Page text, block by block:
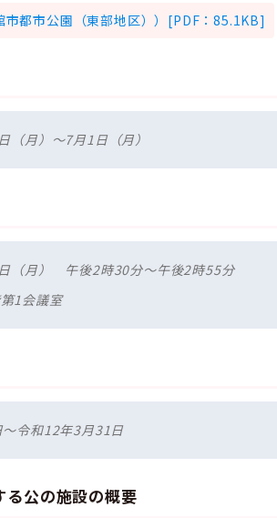
市都市公園（東部地区））[PDF：85.1KB]
（月）～7月1日（月）
（月） 午後2時30分～午後2時55分
1会議室
令和12年3月31日
る公の施設の概要